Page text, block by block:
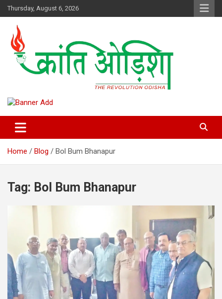
Skip
to
content
Thursday, August 6, 2026
Kranti Odisha News
(OSS)
Home Blog Bol Bum Bhanapur
Tag: Bol Bum Bhanapur